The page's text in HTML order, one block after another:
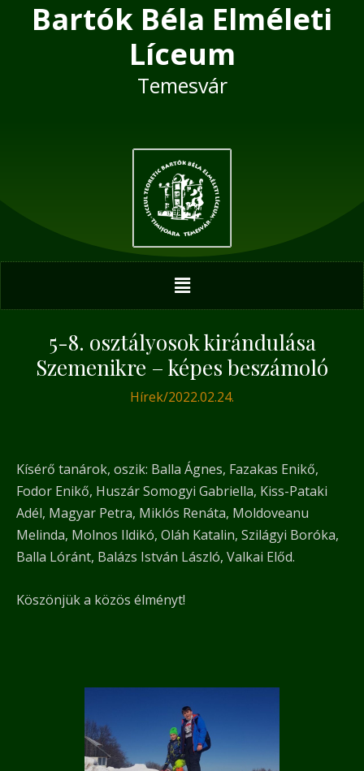
Bartók Béla Elméleti
Líceum
Temesvár
Menu
5-8. osztályosok kirándulása
Szemenikre – képes beszámoló
Hírek/2022.02.24.
Kísérő tanárok, oszik: Balla Ágnes, Fazakas Enikő,
Fodor Enikő, Huszár Somogyi Gabriella, Kiss-Pataki
Adél, Magyar Petra, Miklós Renáta, Moldoveanu
Melinda, Molnos Ildikó, Oláh Katalin, Szilágyi Boróka,
Balla Lóránt, Balázs István László, Valkai Előd.
Köszönjük a közös élményt!
Post
navigation